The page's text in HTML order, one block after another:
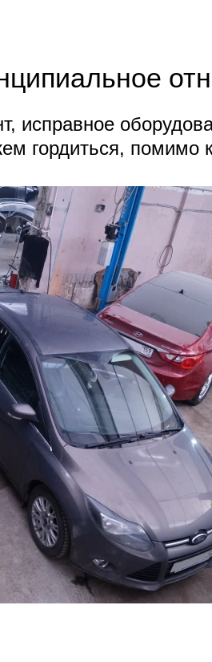
исправное
гордиться, помимо